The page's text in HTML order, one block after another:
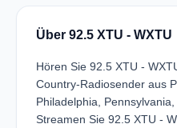
Über 92.5 XTU - WXTU
Hören Sie 92.5 XTU -
Country-Radiosender aus
Philadelphia,
Streamen Sie 92.5 XTU -